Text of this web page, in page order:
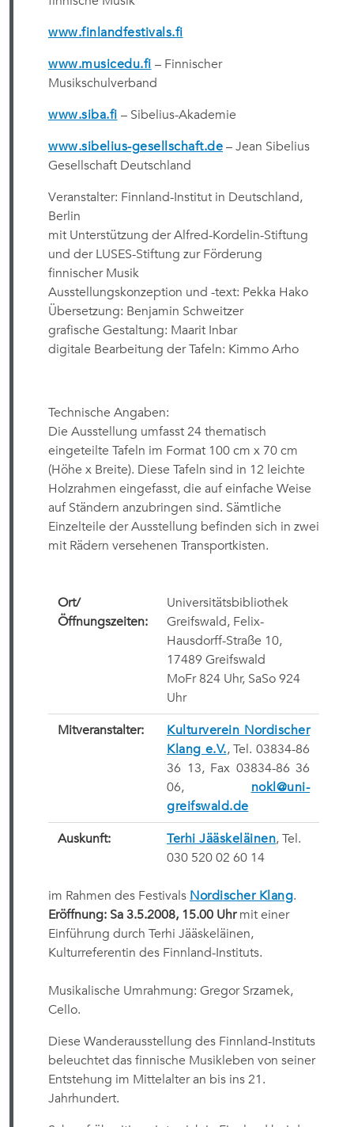
www.finlandfestivals.fi
www.musicedu.fi – Finnischer
Musikschulverband
www.siba.fi – Sibelius-Akademie
www.sibelius-gesellschaft.de – Jean Sibelius
Gesellschaft Deutschland
Veranstalter: Finnland-Institut in Deutschland,
Berlin
mit Unterstützung der Alfred-Kordelin-Stiftung
und der LUSES-Stiftung zur Förderung
finnischer Musik
Ausstellungskonzeption und -text: Pekka Hako
Übersetzung: Benjamin Schweitzer
grafische Gestaltung: Maarit Inbar
digitale Bearbeitung der Tafeln: Kimmo Arho
Technische Angaben:
Die Ausstellung umfasst 24 thematisch
eingeteilte Tafeln im Format 100 cm x 70 cm
(Höhe x Breite). Diese Tafeln sind in 12 leichte
Holzrahmen eingefasst, die auf einfache Weise
auf Ständern anzubringen sind. Sämtliche
Einzelteile der Ausstellung befinden sich in zwei
mit Rädern versehenen Transportkisten.
Ort/
Öffnungszeiten:
Universitätsbibliothek
Greifswald, Felix-
Hausdorff-Straße 10,
17489 Greifswald
MoFr 824 Uhr, SaSo 924
Uhr
Mitveranstalter:
Kulturverein Nordischer
Klang e.V., Tel. 03834-86
36 13, Fax 03834-86 36
06, nokl@uni-
greifswald.de
Auskunft: Terhi Jääskeläinen, Tel.
030 520 02 60 14
im Rahmen des Festivals Nordischer Klang.
Eröffnung: Sa 3.5.2008, 15.00 Uhr mit einer
Einführung durch Terhi Jääskeläinen,
Kulturreferentin des Finnland-Instituts.
Musikalische Umrahmung: Gregor Srzamek,
Cello.
Diese Wanderausstellung des Finnland-Instituts
beleuchtet das finnische Musikleben von seiner
Entstehung im Mittelalter an bis ins 21.
Jahrhundert.